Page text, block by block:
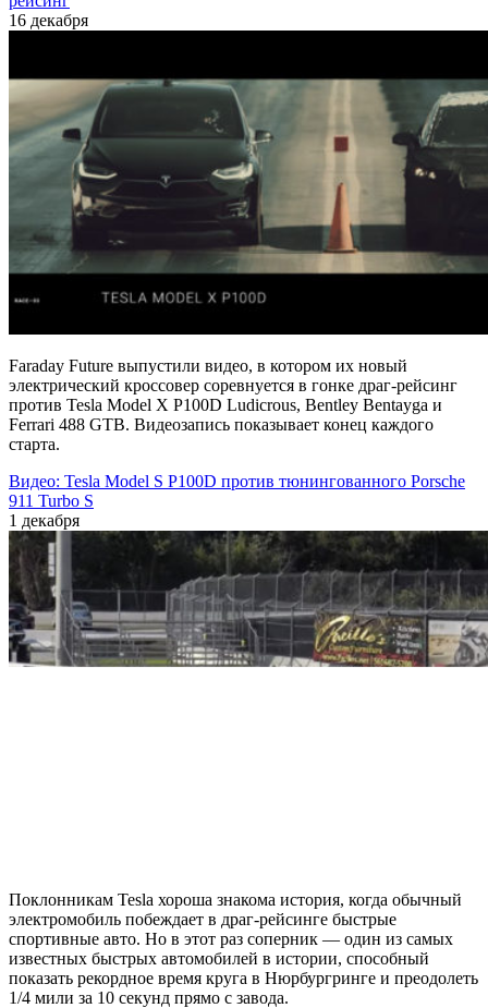
16 декабря
Faraday Future выпустили видео, в котором их новый
электрический кроссовер соревнуется в гонке драг-рейсинг
против Tesla Model X P100D Ludicrous, Bentley Bentayga и
Ferrari 488 GTB. Видеозапись показывает конец каждого
старта.
Видео: Tesla Model S P100D против тюнингованного Porsche
911 Turbo S
1 декабря
Поклонникам Tesla хороша знакома история, когда обычный
электромобиль побеждает в драг-рейсинге быстрые
спортивные авто. Но в этот раз соперник — один из самых
известных быстрых автомобилей в истории, способный
показать рекордное время круга в Нюрбургринге и преодолеть
1/4 мили за 10 секунд прямо с завода.